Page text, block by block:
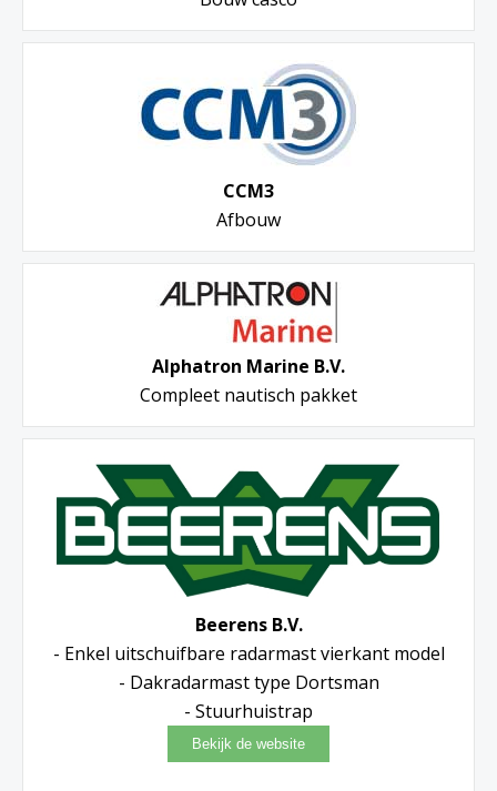
CCM3
Afbouw
Alphatron Marine B.V.
Compleet nautisch pakket
Beerens B.V.
- Enkel uitschuifbare radarmast vierkant model
- Dakradarmast type Dortsman
- Stuurhuistrap